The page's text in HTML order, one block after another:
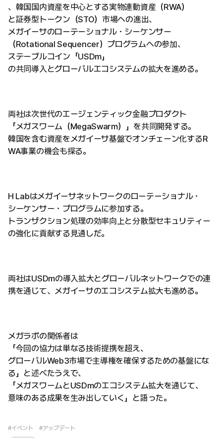
、韓国国内資産を中心とする実物連動資産（RWA）
と証券型トークン（STO）市場への進出、
メガイーサのローテーショナル・シーケンサー
（Rotational Sequencer）プログラムへの参加、
ステーブルコイン「USDm」
の共同導入とグローバルエコシステムの拡大を進める。
両社は次世代のエージェンティック金融プロダクト
「メガスワーム（MegaSwarm）」を共同開発する。
韓国を含む資産をメガイーサ基盤でオンチェーン化するR
WA事業の機会も探る。
H Labはメガイーサネットワークのローテーショナル・
シーケンサー・プログラムに参加する。
トランザクション処理の効率向上と分散型セキュリティー
の強化に貢献する見通しだ。
両社はUSDmの導入拡大とグローバルネットワークでの連
携を通じて、メガイーサのエコシステム拡大も進める。
メガラボの関係者は
「今回の協力は単なる技術提携を超え、
グローバルWeb3市場で主導権を確保するための基盤にな
る」と述べたうえで、
「メガスワームとUSDmのエコシステム拡大を通じて、
意味のある成果を生み出していく」と語った。
#イベント #アップデート